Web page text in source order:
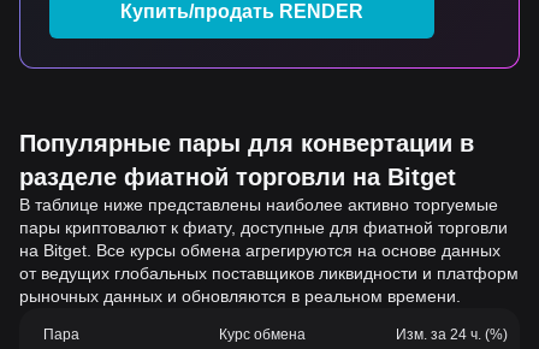
Купить/продать RENDER
Популярные пары для конвертации в
разделе фиатной торговли на Bitget
В таблице ниже представлены наиболее активно торгуемые
пары криптовалют к фиату, доступные для фиатной торговли
на Bitget. Все курсы обмена агрегируются на основе данных
от ведущих глобальных поставщиков ликвидности и платформ
рыночных данных и обновляются в реальном времени.
Пара Курс обмена Изм. за 24 ч. (%)